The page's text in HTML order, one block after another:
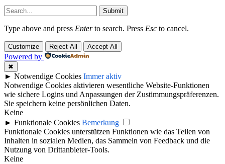
Submit
Type above and press Enterto search. Press Esc to cancel.
Customize Reject All Accept All
Powered by
✖
► Notwendige Cookies Immer aktiv
Notwendige Cookies aktivieren wesentliche Website-Funktionen
wie sichere Logins und Anpassungen der Zustimmungspräferenzen.
Sie speichern keine persönlichen Daten.
Keine
► Funktionale Cookies Bemerkung
Funktionale Cookies unterstützen Funktionen wie das Teilen von
Inhalten in sozialen Medien, das Sammeln von Feedback und die
Nutzung von Drittanbieter-Tools.
Keine